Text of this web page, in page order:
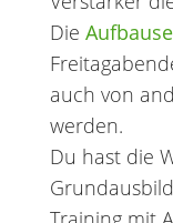
Die
auch von
werden.
Du hast die